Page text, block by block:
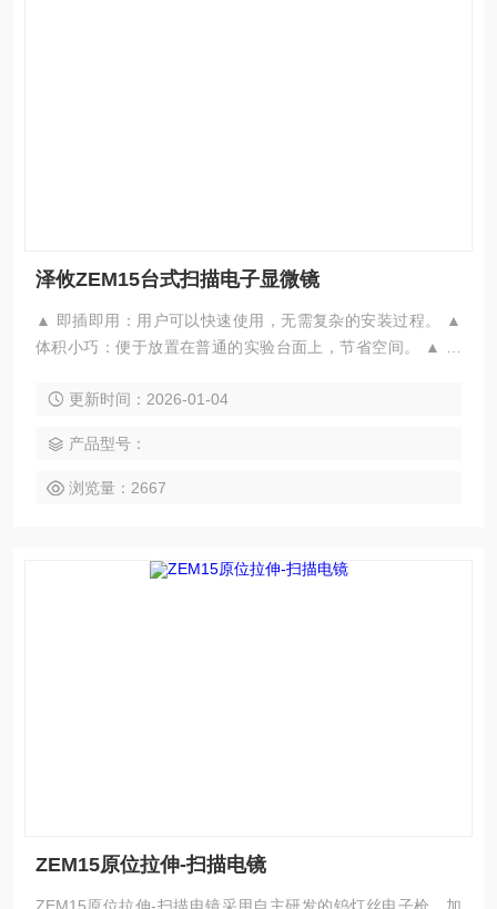
泽攸ZEM15台式扫描电子显微镜
▲ 即插即用：用户可以快速使用，无需复杂的安装过程。 ▲
体积小巧：便于放置在普通的实验台面上，节省空间。 ▲ 高
成本。 ▲ 操作简易：全中文交互界面，简洁明了，通过鼠标
供优质清晰的图像。 ▲ 多级防震：无需额外配置减震台，保
证了成像的稳定性。
更新时间：2026-01-04
产品型号：
浏览量：2667
ZEM15原位拉伸-扫描电镜